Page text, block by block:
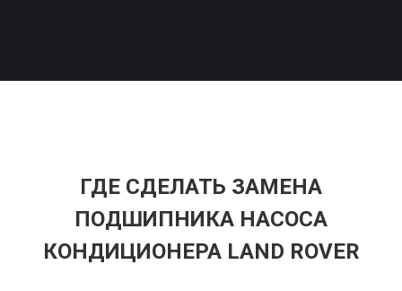
ГДЕ СДЕЛАТЬ ЗАМЕНА
ПОДШИПНИКА НАСОСА
КОНДИЦИОНЕРА LAND ROVER